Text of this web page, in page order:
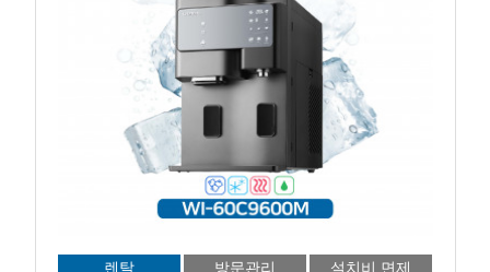
렌탈 방문관리 설치비 면제